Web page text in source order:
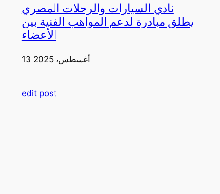
نادي السيارات والرحلات المصري
يطلق مبادرة لدعم المواهب الفنية بين
الأعضاء
13 أغسطس، 2025
edit post